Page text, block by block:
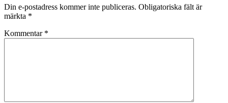
Din e-postadress kommer inte publiceras. Obligatoriska fält är
märkta *
Kommentar *